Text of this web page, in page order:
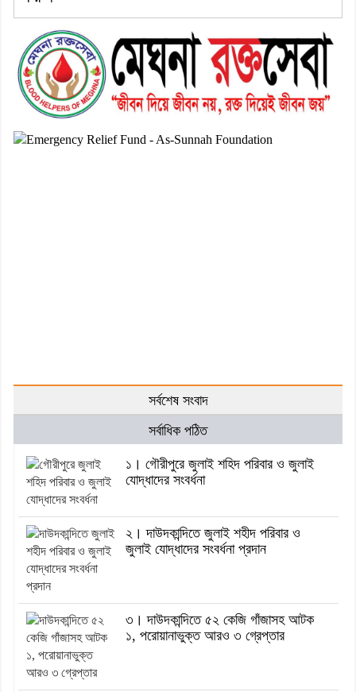
সর্বশেষ সংবাদ
সর্বাধিক পঠিত
১। গৌরীপুরে জুলাই শহিদ পরিবার ও জুলাই
যোদ্ধাদের সংবর্ধনা
২। দাউদকান্দিতে জুলাই শহীদ পরিবার ও
জুলাই যোদ্ধাদের সংবর্ধনা প্রদান
৩। দাউদকান্দিতে ৫২ কেজি গাঁজাসহ আটক
১, পরোয়ানাভুক্ত আরও ৩ গ্রেপ্তার